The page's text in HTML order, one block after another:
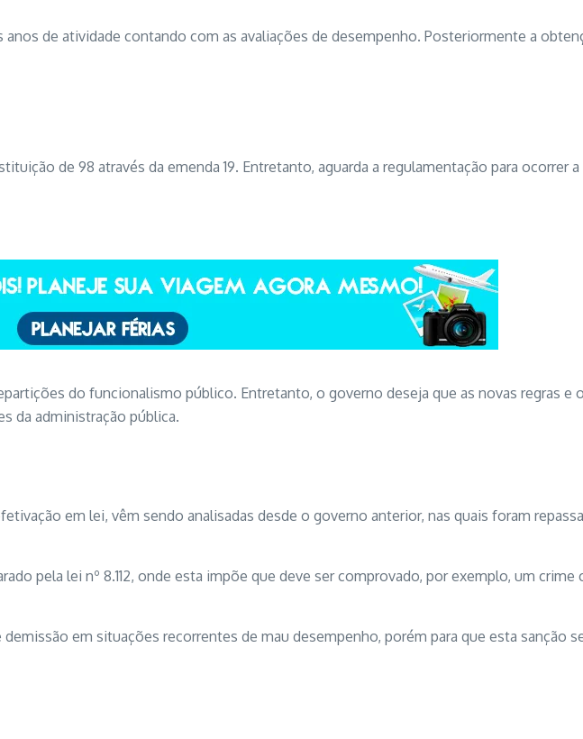
de atividade contando com as avaliações de desempenho. Posteriormente a
de 98 através da emenda 19. Entretanto, aguarda a regulamentação para ocorrer
do funcionalismo público. Entretanto, o governo deseja que as novas regras e
da administração pública.
em lei, vêm sendo analisadas desde o governo anterior, nas quais foram
pela lei nº 8.112, onde esta impõe que deve ser comprovado, por exemplo, um
em situações recorrentes de mau desempenho, porém para que esta sanção